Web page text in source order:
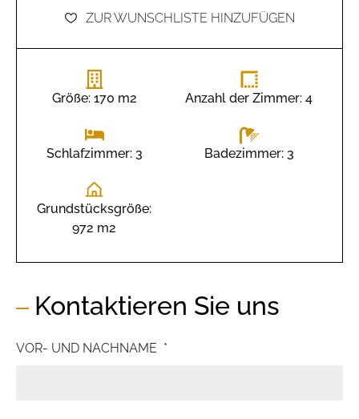
ZUR WUNSCHLISTE HINZUFÜGEN
Größe: 170 m2 Anzahl der Zimmer: 4
Schlafzimmer: 3 Badezimmer: 3
Grundstücksgröße:
972 m2
Kontaktieren Sie uns
VOR- UND NACHNAME *